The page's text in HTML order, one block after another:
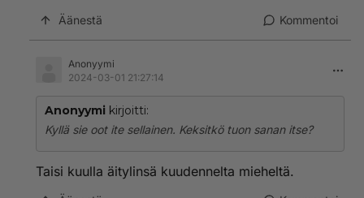
Äänestä Kommentoi
Anonyymi
2024-03-01 21:27:14
Anonyymi kirjoitti:
Kyllä sie oot ite sellainen. Keksitkö tuon sanan itse?
Taisi kuulla äitylinsä kuudennelta mieheltä.